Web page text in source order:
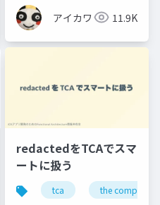
アイカワ 11.9K
the composable architecture
redactedをTCAでスマ
ートに扱う
tca the